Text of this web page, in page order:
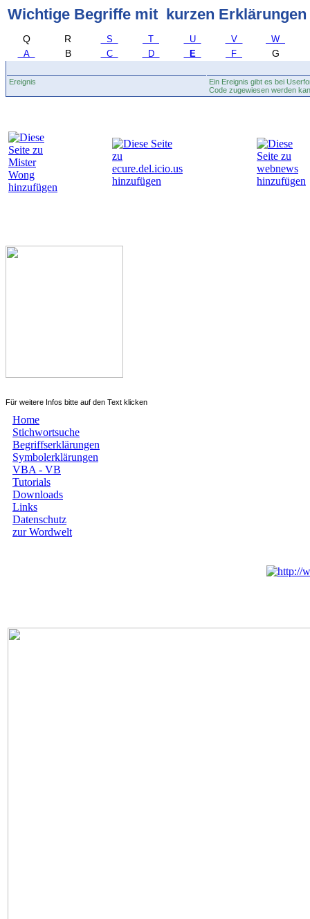
Wichtige Begriffe mit kurzen Erklärungen
Q R S T U V
W
A
B C D E F G
Ereignis
Ein Ereignis gibt es bei
Code zugewiesen werden
Für weitere Infos bitte auf den Text klicken
Home
Stichwortsuche
Begriffserklärungen
Symbolerklärungen
VBA - VB
Tutorials
Downloads
Links
Datenschutz
zur Wordwelt